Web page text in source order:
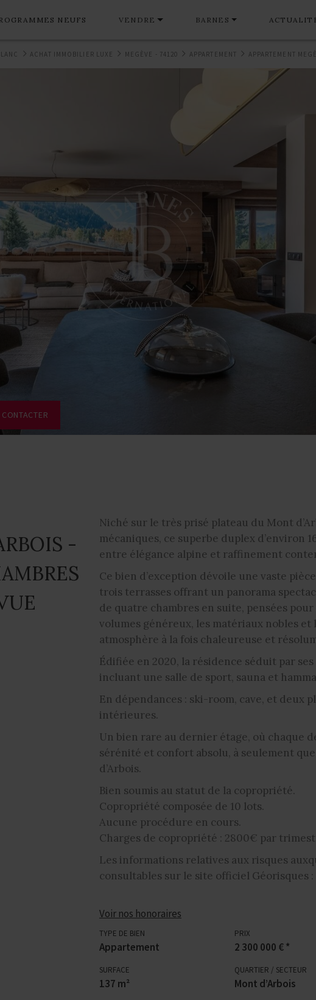
NEUFS VENDRE BARNES
ACHAT IMMOBILIER LUXE MEGÈVE - 74120 APPARTEMENT APPARTEMENT
-
Niché sur le très prisé plateau du Mont
mécaniques, ce superbe duplex d’environ
entre élégance alpine et raffinement
Ce bien d’exception dévoile une vaste
trois terrasses offrant un panorama
de quatre chambres en suite, pensées
volumes généreux, les matériaux nobles
atmosphère à la fois chaleureuse et
Édifiée en 2020, la résidence séduit par
incluant une salle de sport, sauna et
En dépendances : ski-room, cave, et deux
intérieures.
Un bien rare au dernier étage, où chaque
sérénité et confort absolu, à seulement
d’Arbois.
Bien soumis au statut de la copropriété.
Copropriété composée de 10 lots.
Aucune procédure en cours.
Charges de copropriété : 2800€ par
Les informations relatives aux risques
consultables sur le site officiel Géorisques
Voir nos honoraires
TYPE DE BIEN
Appartement
PRIX
2 300 000 € *
SURFACE
137 m²
QUARTIER / SECTEUR
Mont d’Arbois